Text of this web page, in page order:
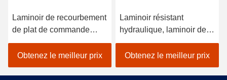
de plat de commande
de fer de rouleau de TUV
Obtenez le meilleur prix
hydraulique, laminoir de
commande numérique par
Obtenez le meilleur prix